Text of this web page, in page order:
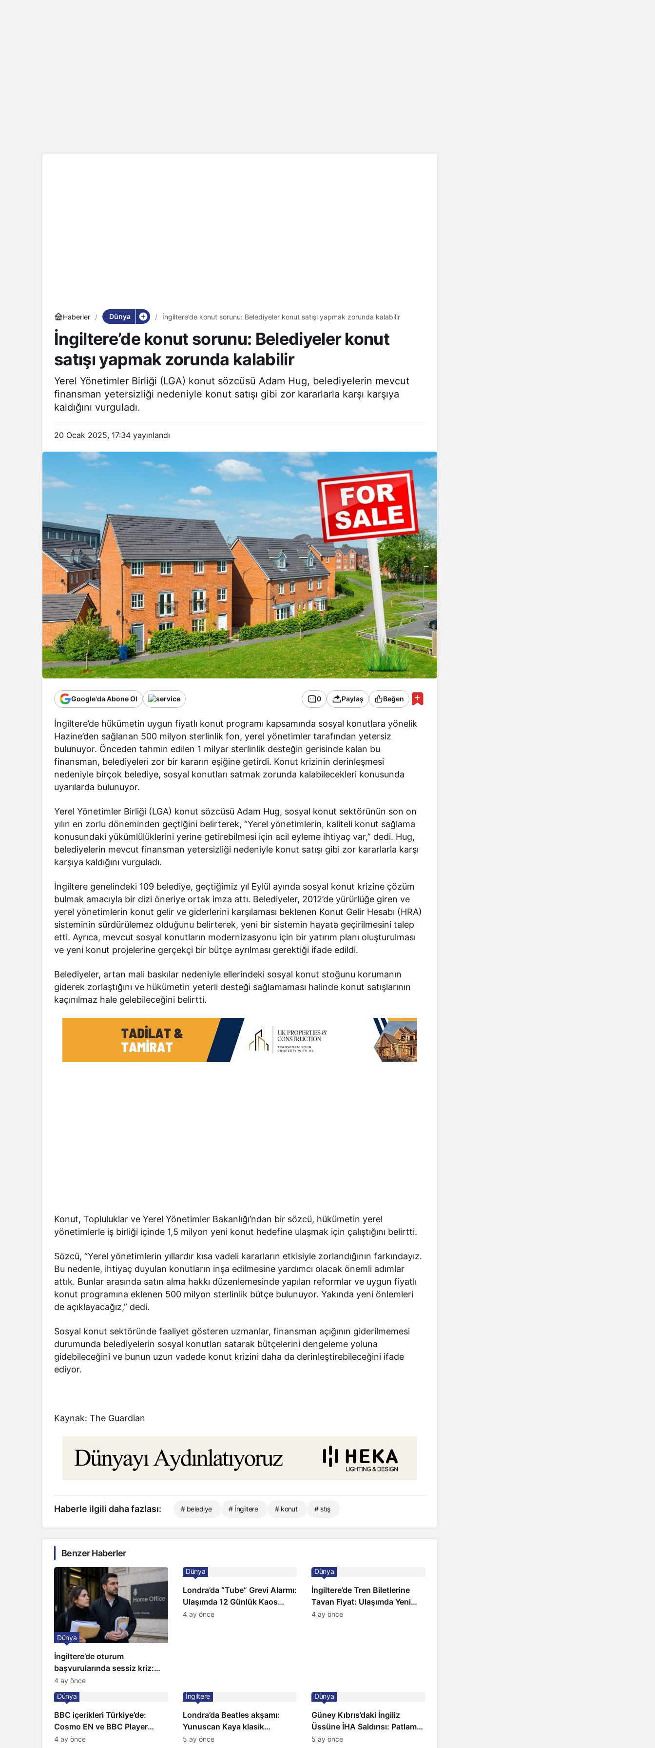
Haberler Dünya İngiltere’de konut sorunu: Belediyeler konut satışı yapmak zorunda kalabilir
İngiltere’de konut sorunu: Belediyeler konut
satışı yapmak zorunda kalabilir
Yerel Yönetimler Birliği (LGA) konut sözcüsü Adam Hug, belediyelerin mevcut
finansman yetersizliği nedeniyle konut satışı gibi zor kararlarla karşı karşıya
kaldığını vurguladı.
20 Ocak 2025, 17:34 yayınlandı
Google'da Abone Ol 0 Paylaş Beğen
İngiltere’de hükümetin uygun fiyatlı konut programı kapsamında sosyal konutlara yönelik
Hazine’den sağlanan 500 milyon sterlinlik fon, yerel yönetimler tarafından yetersiz
bulunuyor. Önceden tahmin edilen 1 milyar sterlinlik desteğin gerisinde kalan bu
finansman, belediyeleri zor bir kararın eşiğine getirdi. Konut krizinin derinleşmesi
nedeniyle birçok belediye, sosyal konutları satmak zorunda kalabilecekleri konusunda
uyarılarda bulunuyor.
Yerel Yönetimler Birliği (LGA) konut sözcüsü Adam Hug, sosyal konut sektörünün son on
yılın en zorlu döneminden geçtiğini belirterek, “Yerel yönetimlerin, kaliteli konut sağlama
konusundaki yükümlülüklerini yerine getirebilmesi için acil eyleme ihtiyaç var,” dedi. Hug,
belediyelerin mevcut finansman yetersizliği nedeniyle konut satışı gibi zor kararlarla karşı
karşıya kaldığını vurguladı.
İngiltere genelindeki 109 belediye, geçtiğimiz yıl Eylül ayında sosyal konut krizine çözüm
bulmak amacıyla bir dizi öneriye ortak imza attı. Belediyeler, 2012’de yürürlüğe giren ve
yerel yönetimlerin konut gelir ve giderlerini karşılaması beklenen Konut Gelir Hesabı (HRA)
sisteminin sürdürülemez olduğunu belirterek, yeni bir sistemin hayata geçirilmesini talep
etti. Ayrıca, mevcut sosyal konutların modernizasyonu için bir yatırım planı oluşturulması
ve yeni konut projelerine gerçekçi bir bütçe ayrılması gerektiği ifade edildi.
Belediyeler, artan mali baskılar nedeniyle ellerindeki sosyal konut stoğunu korumanın
giderek zorlaştığını ve hükümetin yeterli desteği sağlamaması halinde konut satışlarının
kaçınılmaz hale gelebileceğini belirtti.
Konut, Topluluklar ve Yerel Yönetimler Bakanlığı’ndan bir sözcü, hükümetin yerel
yönetimlerle iş birliği içinde 1,5 milyon yeni konut hedefine ulaşmak için çalıştığını belirtti.
Sözcü, “Yerel yönetimlerin yıllardır kısa vadeli kararların etkisiyle zorlandığının farkındayız.
Bu nedenle, ihtiyaç duyulan konutların inşa edilmesine yardımcı olacak önemli adımlar
attık. Bunlar arasında satın alma hakkı düzenlemesinde yapılan reformlar ve uygun fiyatlı
konut programına eklenen 500 milyon sterlinlik bütçe bulunuyor. Yakında yeni önlemleri
de açıklayacağız,” dedi.
Sosyal konut sektöründe faaliyet gösteren uzmanlar, finansman açığının giderilmemesi
durumunda belediyelerin sosyal konutları satarak bütçelerini dengeleme yoluna
gidebileceğini ve bunun uzun vadede konut krizini daha da derinleştirebileceğini ifade
ediyor.
Kaynak: The Guardian
Haberle ilgili daha fazlası: # belediye # İngiltere # konut # stış
Benzer Haberler
İngiltere’de oturum
başvurularında sessiz kriz:
Büyükelçilikten açıklama!
Dünya
4 ay önce
Londra’da “Tube” Grevi Alarmı:
Ulaşımda 12 Günlük Kaos
Kapıda
Dünya
4 ay önce
İngiltere’de Tren Biletlerine
Tavan Fiyat: Ulaşımda Yeni
Düzenleme
Dünya
4 ay önce
BBC içerikleri Türkiye’de:
Cosmo EN ve BBC Player
yayında
Dünya
4 ay önce
Londra’da Beatles akşamı:
Yunuscan Kaya klasik
yorumuyla sahnede
İngiltere
5 ay önce
Güney Kıbrıs’daki İngiliz
Üssüne İHA Saldırısı: Patlama,
Sirenler ve Alarm Durumu
Dünya
5 ay önce